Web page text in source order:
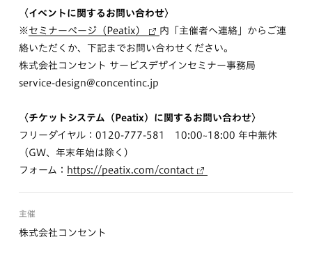
〈イベントに関するお問い合わせ〉
※ セミナーページ（Peatix）
内「主催者へ連絡」からご連
絡いただくか、下記までお問い合わせください。
株式会社コンセント サービスデザインセミナー事務局
service-design@concentinc.jp
〈チケットシステム（Peatix）に関するお問い合わせ〉
フリーダイヤル：0120-777-581 10:00~18:00 年中無休
（GW、年末年始は除く）
フォーム： https://peatix.com/contact
主催
株式会社コンセント